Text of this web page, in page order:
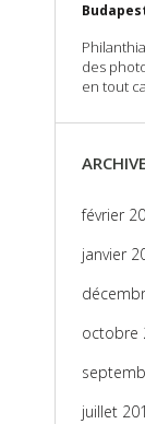
des
en tout
février
janvier
octobre
juillet